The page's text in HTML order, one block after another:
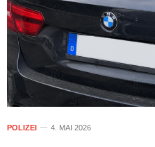
POLIZEI 4. MAI 2026